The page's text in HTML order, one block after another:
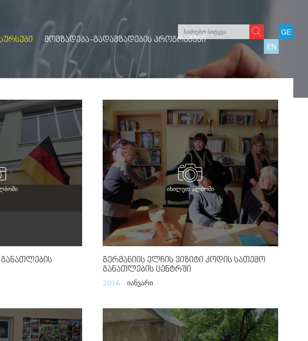
ᲛᲝᲛᲖᲐᲓᲔᲑᲐ-ᲒᲐᲓᲐᲛᲖᲐᲓᲔᲑᲘᲡ ᲞᲠᲝᲒᲠᲐᲛᲔᲑᲘ
EN
GE
იხილეთ ალბომი
Გერმანიის Ელჩის Ვიზიტი Კოდის Სათემო
Განათლების Ცენტრში
2016 იანვარი